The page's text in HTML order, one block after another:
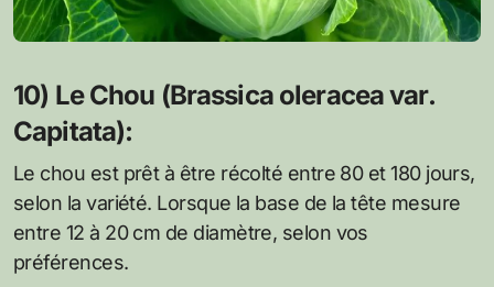
10) Le Chou (Brassica oleracea var.
Capitata):
Le chou est prêt à être récolté entre 80 et 180 jours,
selon la variété. Lorsque la base de la tête mesure
entre 12 à 20 cm de diamètre, selon vos
préférences.